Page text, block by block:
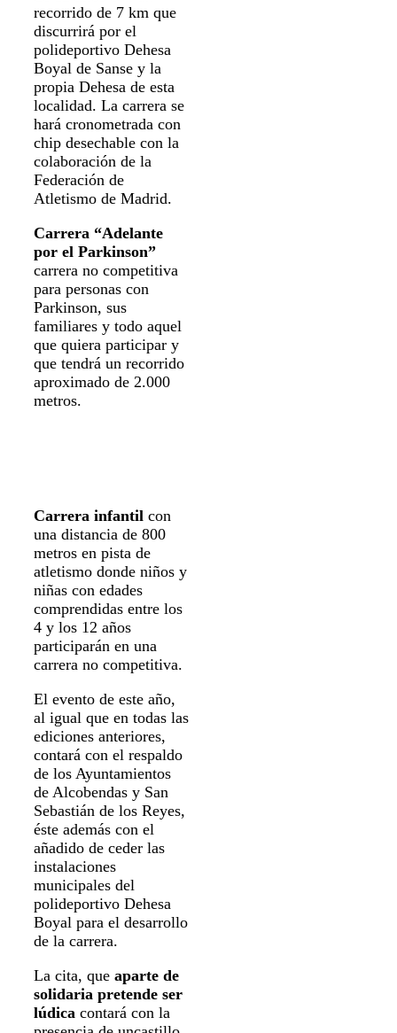
recorrido de 7 km que
discurrirá por el
polideportivo Dehesa
Boyal de Sanse y la
propia Dehesa de esta
localidad. La carrera se
hará cronometrada con
chip desechable con la
colaboración de la
Federación de
Atletismo de Madrid.
Carrera “Adelante
por el Parkinson”
carrera no competitiva
para personas con
Parkinson, sus
familiares y todo aquel
que quiera participar y
que tendrá un recorrido
aproximado de 2.000
metros.
Carrera infantil con
una distancia de 800
metros en pista de
atletismo donde niños y
niñas con edades
comprendidas entre los
4 y los 12 años
participarán en una
carrera no competitiva.
El evento de este año,
al igual que en todas las
ediciones anteriores,
contará con el respaldo
de los Ayuntamientos
de Alcobendas y San
Sebastián de los Reyes,
éste además con el
añadido de ceder las
instalaciones
municipales del
polideportivo Dehesa
Boyal para el desarrollo
de la carrera.
La cita, que aparte de
solidaria pretende ser
lúdica contará con la